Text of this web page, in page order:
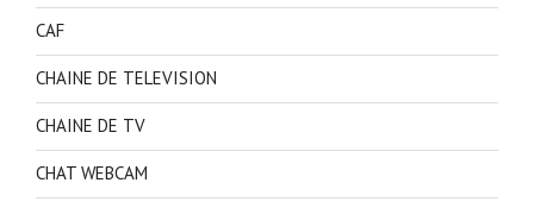
CAF
CHAINE DE TELEVISION
CHAINE DE TV
CHAT WEBCAM